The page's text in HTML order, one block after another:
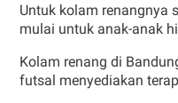
Untuk kolam renangnya
mulai untuk anak-anak
Kolam renang di
futsal menyediakan